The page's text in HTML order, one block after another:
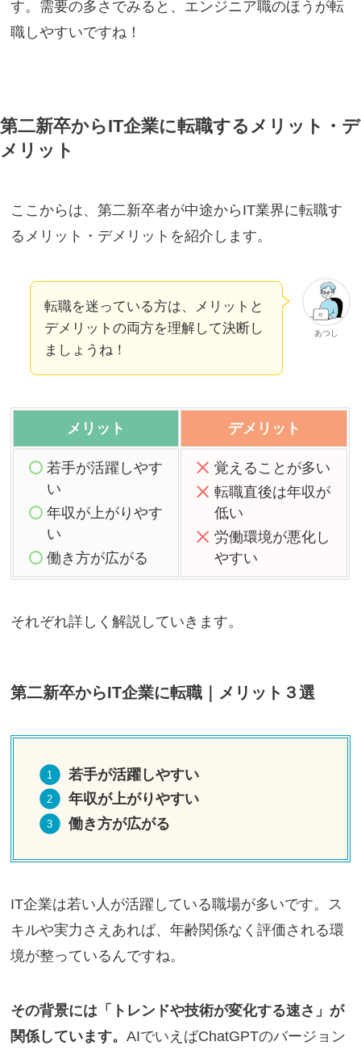
す。需要の多さでみると、エンジニア職のほうが転
職しやすいですね！
第二新卒からIT企業に転職するメリット・デ
メリット
ここからは、第二新卒者が中途からIT業界に転職す
るメリット・デメリットを紹介します。
あつし
転職を迷っている方は、メリットと
デメリットの両方を理解して決断し
ましょうね！
メリット デメリット
若手が活躍しやす
い
年収が上がりやす
い
働き方が広がる
覚えることが多い
転職直後は年収が
低い
労働環境が悪化し
やすい
それぞれ詳しく解説していきます。
第二新卒からIT企業に転職｜メリット３選
若手が活躍しやすい
年収が上がりやすい
働き方が広がる
IT企業は若い人が活躍している職場が多いです。ス
キルや実力さえあれば、年齢関係なく評価される環
境が整っているんですね。
その背景には「トレンドや技術が変化する速さ」が
関係しています。AIでいえばChatGPTのバージョン